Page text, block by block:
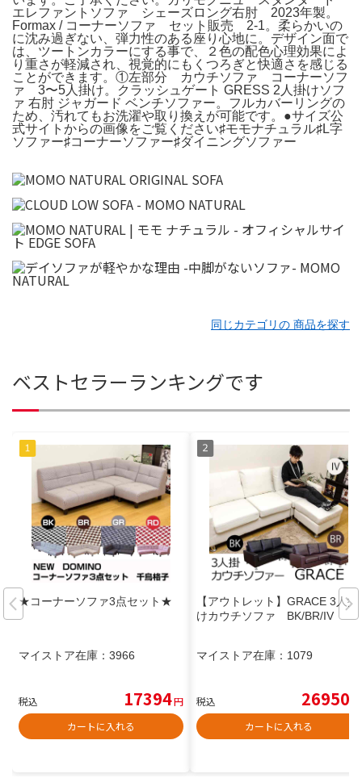
エレファントソファ シェーズロング右肘 2023年製。
Formax / コーナーソファ セット販売 2-1。柔らかいの
に沈み過ぎない、弾力性のある座り心地に。デザイン面で
は、ツートンカラーにする事で、２色の配色心理効果によ
り重さが軽減され、視覚的にもくつろぎと快適さを感じる
ことができます。①左部分 カウチソファ コーナーソフ
ァ 3〜5人掛け。クラッシュゲート GRESS 2人掛けソフ
ァ 右肘 ジャガード ベンチソファー。フルカバーリングの
ため、汚れてもお洗濯や取り換えが可能です。●サイズ公
式サイトからの画像をご覧ください♯モモナチュラル♯L字
ソファー♯コーナーソファー♯ダイニングソファー
同じカテゴリの 商品を探す
ベストセラーランキングです
★コーナーソファ3点セット★
マイストア在庫： 3966
税込 17394円
カートに入れる
【アウトレット】GRACE 3人掛
けカウチソファ BK/BR/IV
マイストア在庫： 1079
税込 26950
カートに入れる